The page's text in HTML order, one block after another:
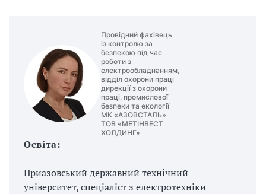
Провідний фахівець
із контролю за
безпекою під час
роботи з
електрообладнанням,
відділ охорони праці
дирекції з охорони
праці, промислової
безпеки та екології
МК «АЗОВСТАЛЬ»
ТОВ «МЕТІНВЕСТ
ХОЛДИНГ»
Освіта:
Приазовський державний технічний
університет, спеціаліст з електротехніки